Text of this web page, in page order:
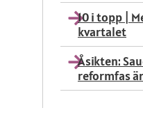
10 i topp |
kvartalet
Åsikten:
reformfas